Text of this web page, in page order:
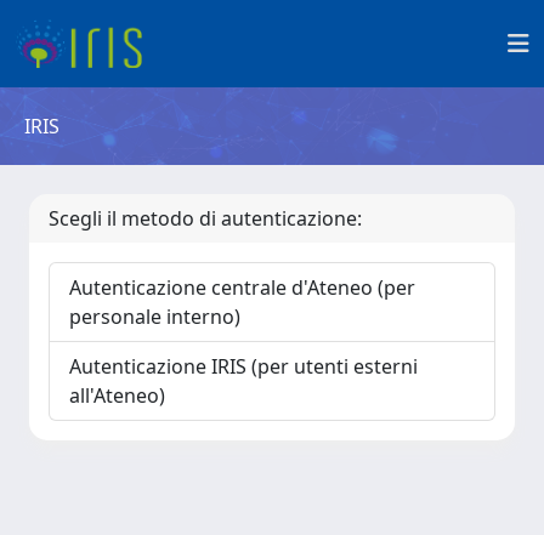
IRIS
Scegli il metodo di autenticazione:
Autenticazione centrale d'Ateneo (per
personale interno)
Autenticazione IRIS (per utenti esterni
all'Ateneo)